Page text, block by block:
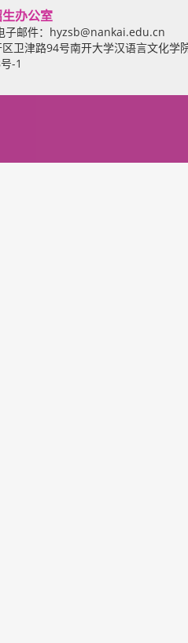
办公室
邮件： hyzsb@nankai.edu.cn
卫津路94号南开大学汉语言文化
-1